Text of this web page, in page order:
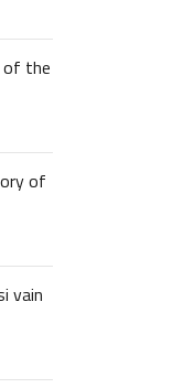
of the
of
vain